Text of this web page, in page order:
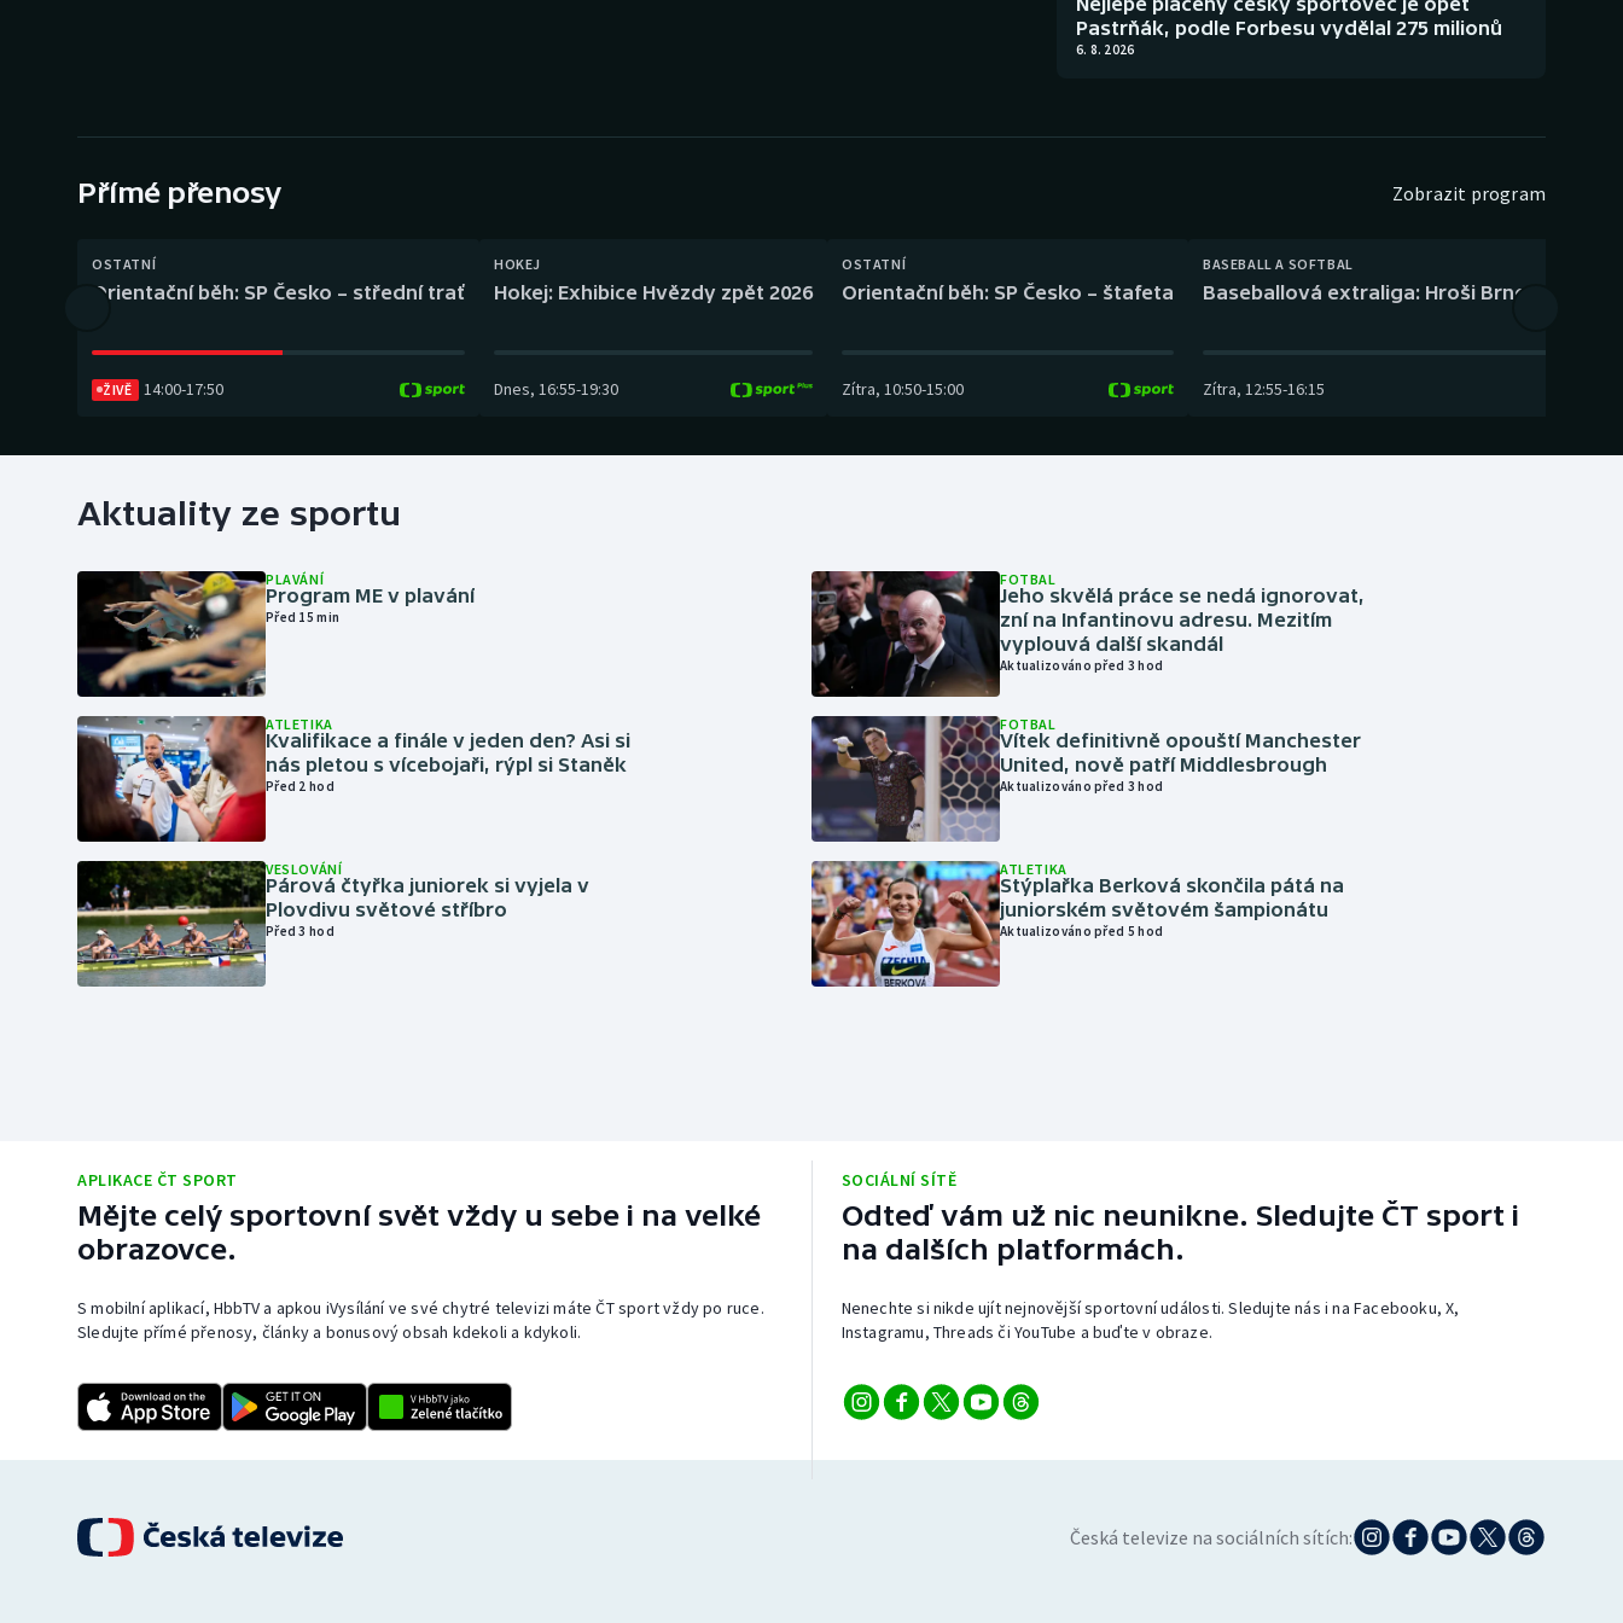
Gymnastika Plážový volejbal
Pastrňák, podle Forbesu vydělal 275 milionů
6. 8. 2026
Přímé přenosy Zobrazit program
OSTATNÍ
Orientační běh: SP Česko – střední trať
ŽIVĚ 14:00-17:50
HOKEJ
Hokej: Exhibice Hvězdy zpět 2026
Dnes, 16:55-19:30
OSTATNÍ
Orientační běh: SP Česko – štafeta
Zítra, 10:50-15:00
BASEBALL A SOFTBAL
Baseballová extraliga: Hroši Brno – Eagles
Zítra, 12:55-16:15
Aktuality ze sportu
PLAVÁNÍ
Program ME v plavání
Před 15 min
ATLETIKA
Kvalifikace a finále v jeden den? Asi si
nás pletou s vícebojaři, rýpl si Staněk
Před 2 hod
VESLOVÁNÍ
Párová čtyřka juniorek si vyjela v
Plovdivu světové stříbro
Před 3 hod
FOTBAL
Jeho skvělá práce se nedá ignorovat,
zní na Infantinovu adresu. Mezitím
vyplouvá další skandál
Aktualizováno před 3 hod
FOTBAL
Vítek definitivně opouští Manchester
United, nově patří Middlesbrough
Aktualizováno před 3 hod
ATLETIKA
Stýplařka Berková skončila pátá na
juniorském světovém šampionátu
Aktualizováno před 5 hod
APLIKACE ČT SPORT
Mějte celý sportovní svět vždy u sebe i na velké
obrazovce.
S mobilní aplikací, HbbTV a apkou iVysílání ve své chytré televizi máte ČT sport vždy po ruce.
Sledujte přímé přenosy, články a bonusový obsah kdekoli a kdykoli.
SOCIÁLNÍ SÍTĚ
Odteď vám už nic neunikne. Sledujte ČT sport i
na dalších platformách.
Nenechte si nikde ujít nejnovější sportovní události. Sledujte nás i na Facebooku, X,
Instagramu, Threads či YouTube a buďte v obraze.
Česká televize na sociálních sítích: